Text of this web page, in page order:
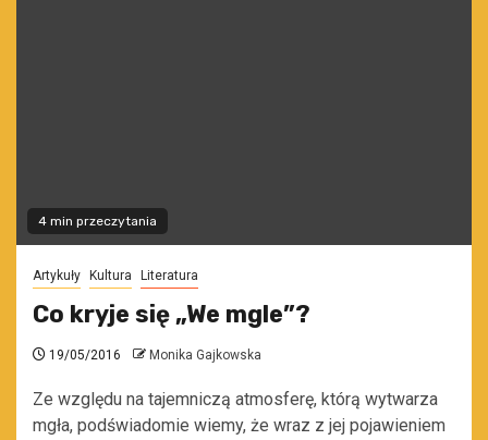
4 min przeczytania
Artykuły Kultura Literatura
Co kryje się „We mgle”?
19/05/2016 Monika Gajkowska
Ze względu na tajemniczą atmosferę, którą wytwarza
mgła, podświadomie wiemy, że wraz z jej pojawieniem